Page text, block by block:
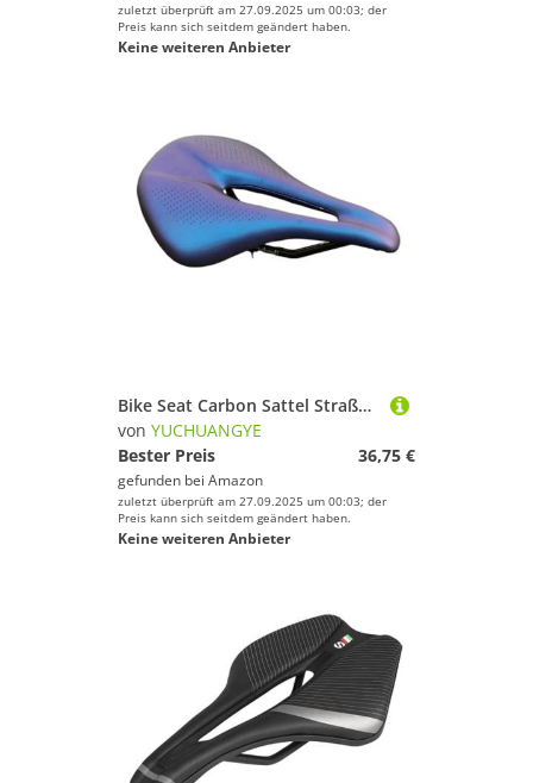
zuletzt überprüft am 27.09.2025 um 00:03; der
Preis kann sich seitdem geändert haben.
Keine weiteren Anbieter
Bike Seat Carbon Sattel Straße MTB Fahrrad for Mann Radfahren Trail Komfort Rennen Sitz 240 * 143/155mm(Blue 155mm)
von YUCHUANGYE
Bester Preis
36,75 €
gefunden bei Amazon
zuletzt überprüft am 27.09.2025 um 00:03; der
Preis kann sich seitdem geändert haben.
Keine weiteren Anbieter